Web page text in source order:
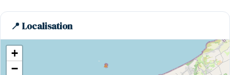
📍 Localisation
+
−